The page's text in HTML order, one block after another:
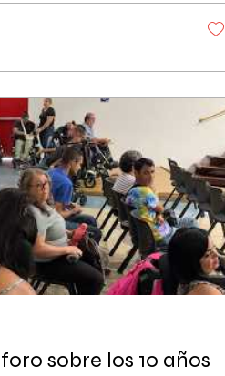
vecinos, el puente será
sobre los 10 años